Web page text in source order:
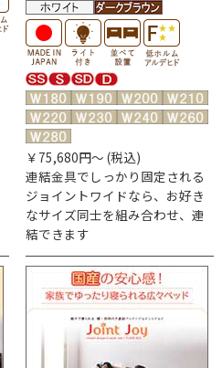
￥75,680円～ (税込)
連結金具でしっかり固定される
ジョイントワイドなら、お好き
なサイズ同士を組み合わせ、連
結できます